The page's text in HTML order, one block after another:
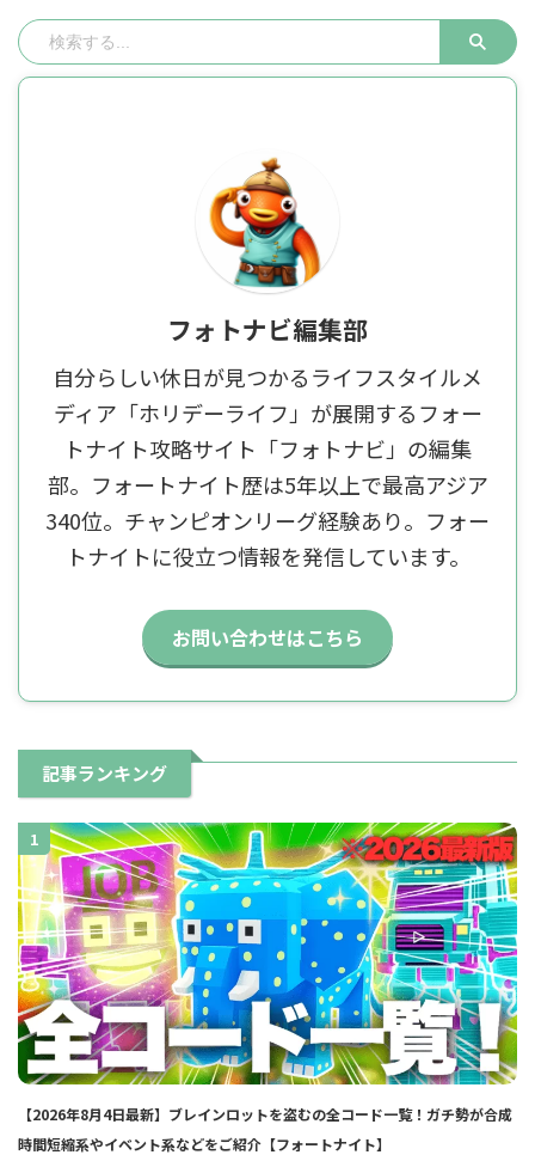
フォトナビ編集部
自分らしい休日が見つかるライフスタイルメ
ディア「ホリデーライフ」が展開するフォー
トナイト攻略サイト「フォトナビ」の編集
部。フォートナイト歴は5年以上で最高アジア
340位。チャンピオンリーグ経験あり。フォー
トナイトに役立つ情報を発信しています。
お問い合わせはこちら
記事ランキング
1
【2026年8月4日最新】ブレインロットを盗むの全コード一覧！ガチ勢が合成
時間短縮系やイベント系などをご紹介【フォートナイト】